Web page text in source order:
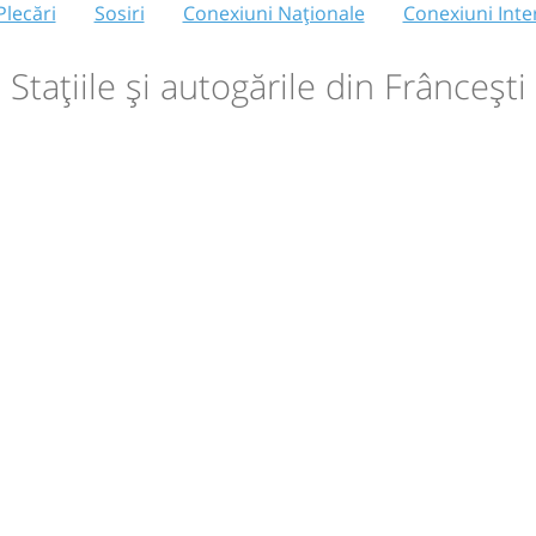
Sosiri Conexiuni Naționale Conexiuni
Stațiile și autogările din Frâncești